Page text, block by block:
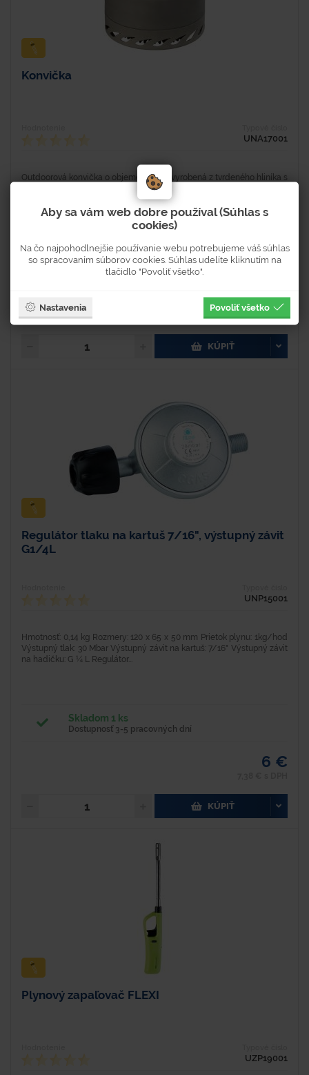
Konvička
UNA17001
Outdoorová konvička o objeme 900 ml vyrobená z tvrdeného hliníka s
eloxovanou ohňovzdornou povrchovou úpravou. Konvička má na
spodnej časti tepelný výmenník, ktorý skráti dobu...
Skladom 17 ks
Dostupnosť 3-5 pracovných dní
16,50 €
20,30 € s DPH
KÚPIŤ
Regulátor tlaku na kartuš 7/16", výstupný závit
G1/4L
UNP15001
Hmotnosť: 0,14 kg Rozmery: 120 x 65 x 50 mm Prietok plynu: 1kg/hod
Výstupný tlak: 30 Mbar Výstupný závit na kartuš: 7/16" Výstupný závit
na hadičku: G ¼ L Regulátor...
Skladom 1 ks
Dostupnosť 3-5 pracovných dní
6 €
KÚPIŤ
Plynový zapaľovač FLEXI
UZP19001
Aby sa vám web dobre používal (Súhlas s
cookies)
Na čo najpohodlnejšie používanie webu potrebujeme váš súhlas
so spracovaním súborov cookies. Súhlas udelíte kliknutím na
tlačidlo "Povoliť všetko".
Nastavenia Povoliť všetko